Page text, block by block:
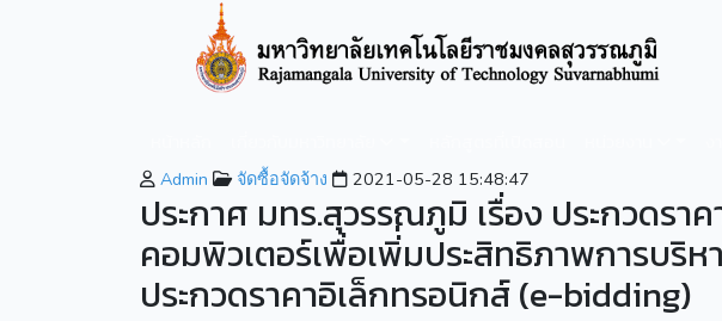
Admin จัดซื้อจัดจ้าง 2021-05-28 15:48:47
ประกาศ มทร.สุวรรณภูมิ เรื่อง ประกวดร
คอมพิวเตอร์เพื่อเพิ่่มประสิทธิภาพการบริ
ประกวดราคาอิเล็กทรอนิกส์ (e-bidding)